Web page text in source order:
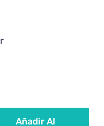
Añadir Al